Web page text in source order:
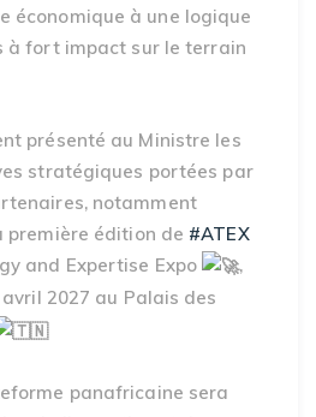
économique à une logique
à fort impact sur le terrain
présenté au Ministre les
stratégiques portées par
notamment
première édition de #ATEX
and Expertise Expo
,
2027 au Palais des
panafricaine sera